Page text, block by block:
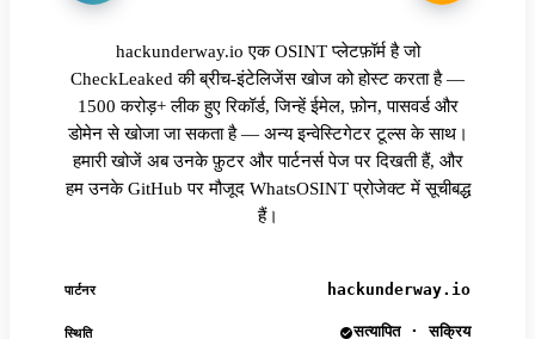
hackunderway.io एक OSINT प्लेटफ़ॉर्म है जो
CheckLeaked की ब्रीच-इंटेलिजेंस खोज को होस्ट करता है —
1500 करोड़+ लीक हुए रिकॉर्ड, जिन्हें ईमेल, फ़ोन, पासवर्ड और
डोमेन से खोजा जा सकता है — अन्य इन्वेस्टिगेटर टूल्स के साथ।
हमारी खोजें अब उनके फ़ुटर और पार्टनर्स पेज पर दिखती हैं, और
हम उनके GitHub पर मौजूद WhatsOSINT प्रोजेक्ट में सूचीबद्ध
हैं।
पार्टनर hackunderway.io
स्थिति सत्यापित · सक्रिय